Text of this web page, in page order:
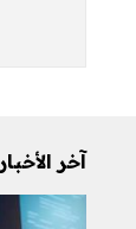
آخر الأخبار